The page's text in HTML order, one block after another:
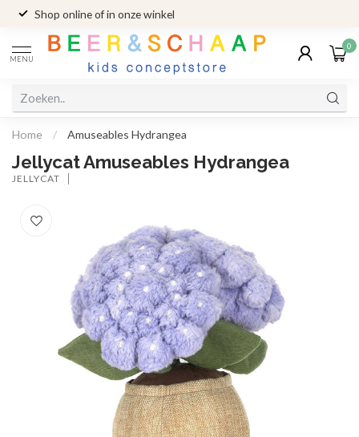
Shop online of in onze winkel
MENU
0
Home / Amuseables Hydrangea
Jellycat Amuseables Hydrangea
JELLYCAT